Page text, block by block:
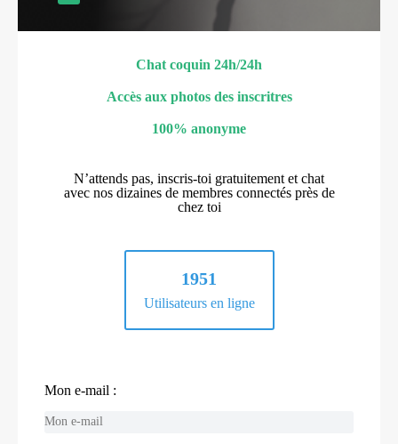
Chat coquin 24h/24h
Accès aux photos des inscritres
100% anonyme
N’attends pas, inscris-toi gratuitement et chat
avec nos dizaines de membres connectés près de
chez toi
1951
Utilisateurs en ligne
Mon e-mail :